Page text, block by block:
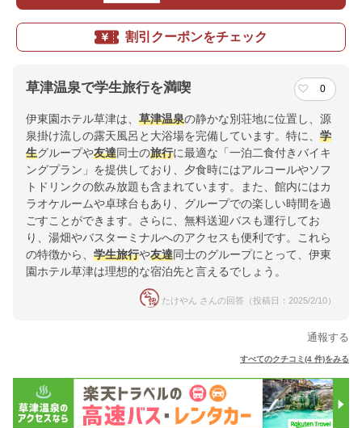
割引クーポンをチェック
草津温泉で学生旅行を満喫 0
伊東園ホテル草津は、 草津温泉の静かな別荘地に位置し、源
泉掛け流しの露天風呂と大浴場を完備しています。特に、 学
生グループや友達同士の旅行に最適な「一泊二食付きバイキ
ングプラン」を提供しており、夕食時にはアルコールやソフ
トドリンクの飲み放題も含まれています。また、館内にはカ
ラオケルームや卓球台もあり、グループでの楽しい時間を過
ごすことができます。さらに、無料送迎バスも運行してお
り、湯畑やバスターミナルへのアクセスも便利です。これら
の特徴から、 学生旅行や友達同士のグループにとって、伊東
園ホテル草津は理想的な宿泊先と言えるでしょう。
たけやん さんの回答（投稿日：2025/2/10）
通報する
すべてのクチコミ(4 件)をみる